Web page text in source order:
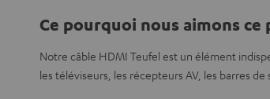
Ce pourquoi nous aimons
Notre câble HDMI Teufel est un élément
les téléviseurs, les récepteurs AV, les barres de